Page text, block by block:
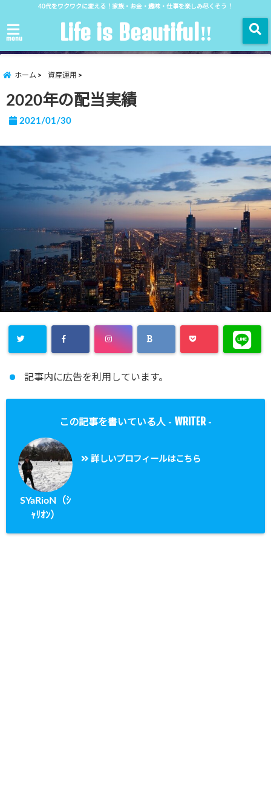
40代をワクワクに変える！家族・お金・趣味・仕事を楽しみ尽くそう！
menu Life is Beautiful‼︎
ホーム 資産運用
2020年の配当実績
2021/01/30
記事内に広告を利用しています。
この記事を書いている人 - WRITER -
SYaRioN（ｼ
ｬﾘｵﾝ）
詳しいプロフィールはこちら